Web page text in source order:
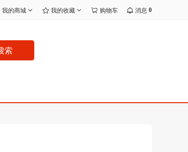
我的商城 我的收藏 购物车 消息 0
索